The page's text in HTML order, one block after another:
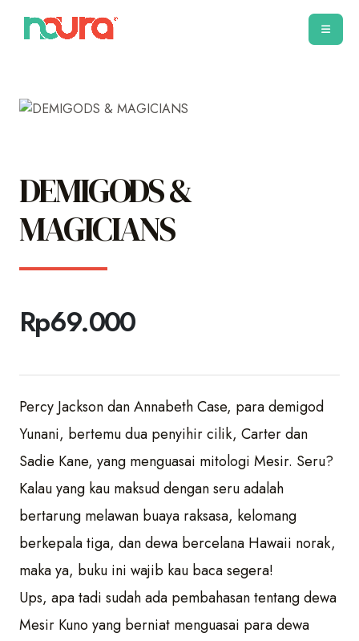
DEMIGODS &
MAGICIANS
Rp69.000
Percy Jackson dan Annabeth Case, para demigod
Yunani, bertemu dua penyihir cilik, Carter dan
Sadie Kane, yang menguasai mitologi Mesir. Seru?
Kalau yang kau maksud dengan seru adalah
bertarung melawan buaya raksasa, kelomang
berkepala tiga, dan dewa bercelana Hawaii norak,
maka ya, buku ini wajib kau baca segera!
Ups, apa tadi sudah ada pembahasan tentang dewa
Mesir Kuno yang berniat menguasai para dewa